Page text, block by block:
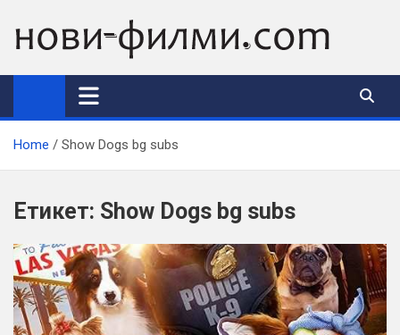
content
Home Show Dogs bg subs
Етикет: Show Dogs bg subs